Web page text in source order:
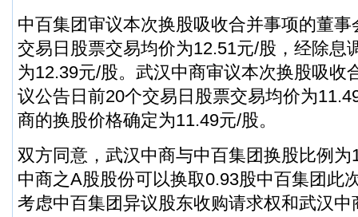
中百集团审议本次换股吸收合并事项的董
交易日股票交易均价为12.51元/股，经除息
为12.39元/股。武汉中商审议本次换股吸收
议公告日前20个交易日股票交易均价为
商的换股价格确定为11.49元/股。
双方同意，武汉中商与中百集团换股比例
中商之A股股份可以换取0.93股中百集团此
考虑中百集团异议股东收购请求权和武汉